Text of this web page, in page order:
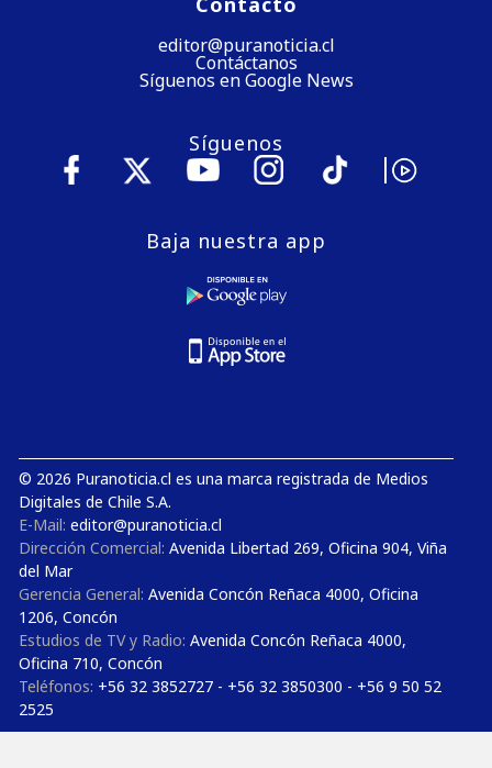
editor@puranoticia.cl
Contáctanos
Síguenos en Google News
Síguenos
Baja nuestra app
© 2026 Puranoticia.cl es una marca registrada de Medios
Digitales de Chile S.A.
E-Mail: editor@puranoticia.cl
Dirección Comercial: Avenida Libertad 269, Oficina 904, Viña
del Mar
Gerencia General: Avenida Concón Reñaca 4000, Oficina
1206, Concón
Estudios de TV y Radio: Avenida Concón Reñaca 4000,
Oficina 710, Concón
Teléfonos: +56 32 3852727 - +56 32 3850300 - +56 9 50 52
2525